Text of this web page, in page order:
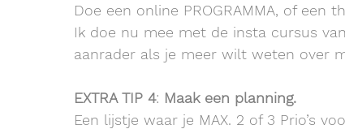
Doe een online PROGRAMMA, of een
Ik doe nu mee met de insta cursus van
aanrader als je meer wilt weten over
EXTRA TIP 4: Maak een planning.
Een lijstje waar je MAX. 2 of 3 Prio’s